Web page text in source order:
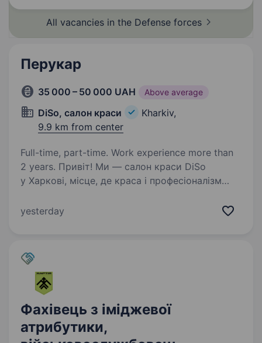
…
All vacancies in the Defense forces
Перукар
35 000 – 50 000 UAH Above average
DiSo, салон краси
Kharkiv,
9.9 km from center
Full-time, part-time. Work experience more than
2 years. Привіт! Ми — салон краси DiSo
у Харкові, місце, де краса і професіоналізм
Якщо ти перукар, який цінує якість роботи,
yesterday
Фахівець з іміджевої
атрибутики,